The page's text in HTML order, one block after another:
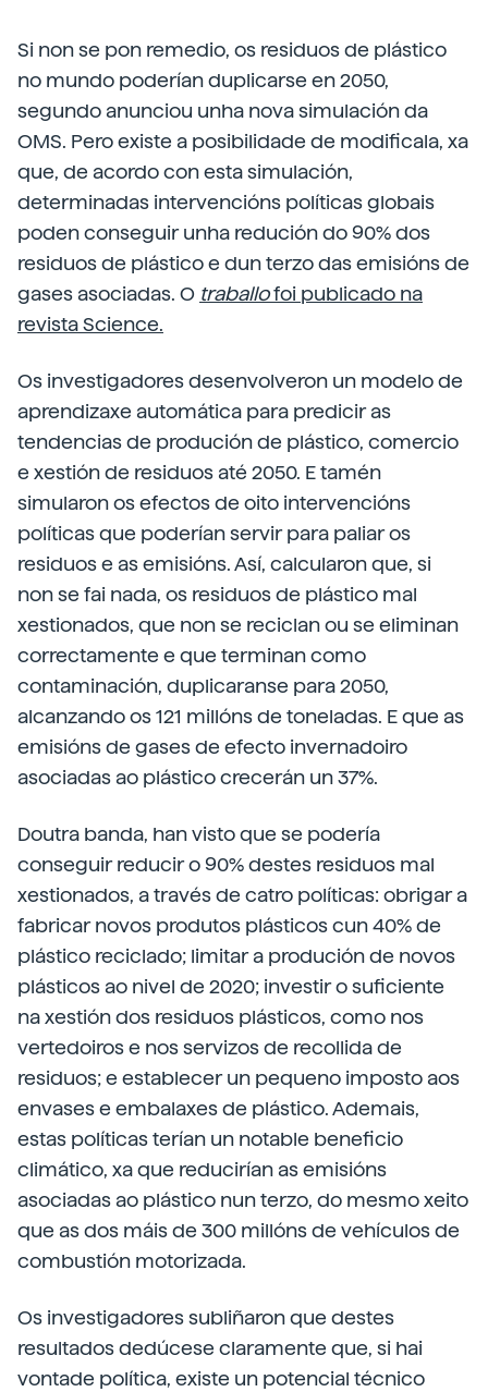
Si non se pon remedio, os residuos de plástico
no mundo poderían duplicarse en 2050,
segundo anunciou unha nova simulación da
OMS. Pero existe a posibilidade de modificala, xa
que, de acordo con esta simulación,
determinadas intervencións políticas globais
poden conseguir unha redución do 90% dos
residuos de plástico e dun terzo das emisións de
gases asociadas. O traballofoi publicado na
revista Science.
Os investigadores desenvolveron un modelo de
aprendizaxe automática para predicir as
tendencias de produción de plástico, comercio
e xestión de residuos até 2050. E tamén
simularon os efectos de oito intervencións
políticas que poderían servir para paliar os
residuos e as emisións. Así, calcularon que, si
non se fai nada, os residuos de plástico mal
xestionados, que non se reciclan ou se eliminan
correctamente e que terminan como
contaminación, duplicaranse para 2050,
alcanzando os 121 millóns de toneladas. E que as
emisións de gases de efecto invernadoiro
asociadas ao plástico crecerán un 37%.
Doutra banda, han visto que se podería
conseguir reducir o 90% destes residuos mal
xestionados, a través de catro políticas: obrigar a
fabricar novos produtos plásticos cun 40% de
plástico reciclado; limitar a produción de novos
plásticos ao nivel de 2020; investir o suficiente
na xestión dos residuos plásticos, como nos
vertedoiros e nos servizos de recollida de
residuos; e establecer un pequeno imposto aos
envases e embalaxes de plástico. Ademais,
estas políticas terían un notable beneficio
climático, xa que reducirían as emisións
asociadas ao plástico nun terzo, do mesmo xeito
que as dos máis de 300 millóns de vehículos de
combustión motorizada.
Os investigadores subliñaron que destes
resultados dedúcese claramente que, si hai
vontade política, existe un potencial técnico